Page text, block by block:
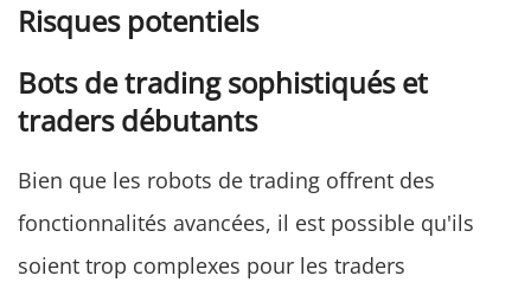
Risques potentiels
Bots de trading sophistiqués et
traders débutants
Bien que les robots de trading offrent des
fonctionnalités avancées, il est possible qu'ils
soient trop complexes pour les traders